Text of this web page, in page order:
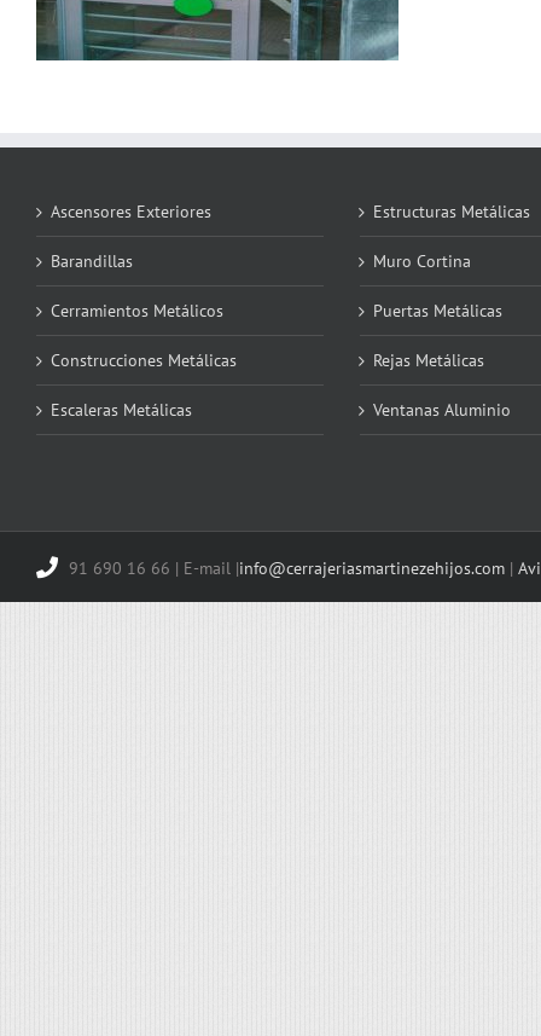
Ascensores Exteriores
Barandillas
Cerramientos Metálicos
Construcciones Metálicas
Escaleras Metálicas
Estructuras Metálicas
Muro Cortina
Puertas Metálicas
Rejas Metálicas
Ventanas Aluminio
91 690 16 66 | E-mail |info@cerrajeriasmartinezehijos.com |